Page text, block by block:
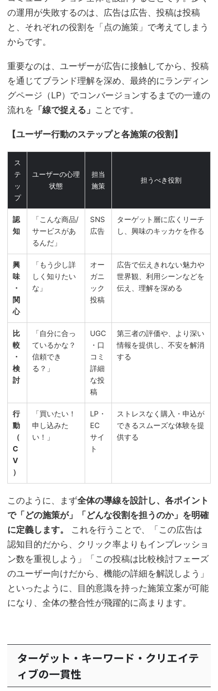
の運用が失敗するのは、広告は広告、投稿は投稿
と、それぞれの役割を「点の施策」で考えてしまう
からです。
重要なのは、ユーザーが広告に接触してから、投稿
を通じてブランド理解を深め、最終的にランディン
グページ（LP）でコンバージョンするまでの一連の
流れを 「線で捉える」 ことです。
【ユーザー行動のステップと各施策の役割】
ス
テ
ッ
プ
ユーザーの心理
状態
担当
施策
担うべき役割
認
知
「こんな商品/
サービスがあ
るんだ」
SNS
広告
ターゲット層に広くリーチ
し、興味のキッカケを作る
興
味
・
関
心
「もう少し詳
しく知りたい
な」
オー
ガニ
ック
投稿
広告で伝えきれない魅力や
世界観、利用シーンなどを
伝え、理解を深める
比
較
・
検
討
「自分に合っ
ているかな？
信頼でき
る？」
UGC
・口
コミ
詳細
な投
稿
第三者の評価や、より深い
情報を提供し、不安を解消
する
行
動
（
C
V
）
「買いたい！
申し込みた
い！」
LP・
EC
サイ
ト
ストレスなく購入・申込が
できるスムーズな体験を提
供する
このように、まず全体の導線を設計し、各ポイント
で「どの施策が」「どんな役割を担うのか」を明確
に定義します。
これを行うことで、「この広告は
認知目的だから、クリック率よりもインプレッショ
ン数を重視しよう」「この投稿は比較検討フェーズ
のユーザー向けだから、機能の詳細を解説しよう」
といったように、目的意識を持った施策立案が可能
になり、全体の整合性が飛躍的に高まります。
ターゲット・キーワード・クリエイテ
ィブの一貫性